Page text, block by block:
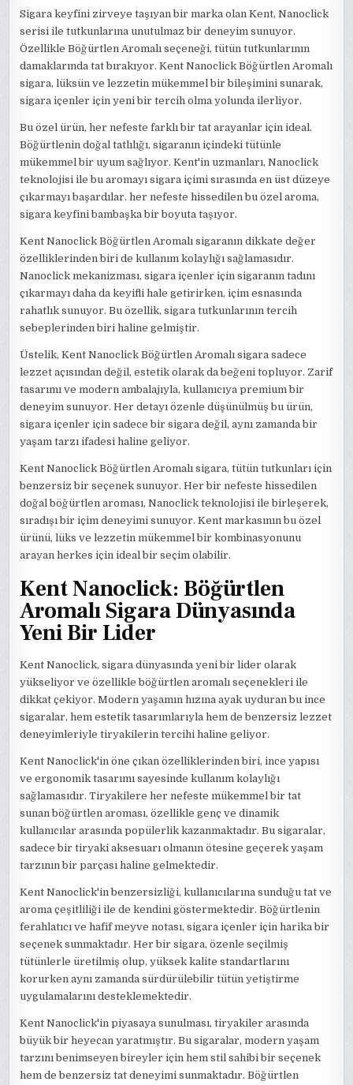
Sigara keyfini zirveye taşıyan bir marka olan Kent, Nanoclick
serisi ile tutkunlarına unutulmaz bir deneyim sunuyor.
Özellikle Böğürtlen Aromalı seçeneği, tütün tutkunlarının
damaklarında tat bırakıyor. Kent Nanoclick Böğürtlen Aromalı
sigara, lüksün ve lezzetin mükemmel bir bileşimini sunarak,
sigara içenler için yeni bir tercih olma yolunda ilerliyor.
Bu özel ürün, her nefeste farklı bir tat arayanlar için ideal.
Böğürtlenin doğal tatlılığı, sigaranın içindeki tütünle
mükemmel bir uyum sağlıyor. Kent'in uzmanları, Nanoclick
teknolojisi ile bu aromayı sigara içimi sırasında en üst düzeye
çıkarmayı başardılar. her nefeste hissedilen bu özel aroma,
sigara keyfini bambaşka bir boyuta taşıyor.
Kent Nanoclick Böğürtlen Aromalı sigaranın dikkate değer
özelliklerinden biri de kullanım kolaylığı sağlamasıdır.
Nanoclick mekanizması, sigara içenler için sigaranın tadını
çıkarmayı daha da keyifli hale getirirken, içim esnasında
rahatlık sunuyor. Bu özellik, sigara tutkunlarının tercih
sebeplerinden biri haline gelmiştir.
Üstelik, Kent Nanoclick Böğürtlen Aromalı sigara sadece
lezzet açısından değil, estetik olarak da beğeni topluyor. Zarif
tasarımı ve modern ambalajıyla, kullanıcıya premium bir
deneyim sunuyor. Her detayı özenle düşünülmüş bu ürün,
sigara içenler için sadece bir sigara değil, aynı zamanda bir
yaşam tarzı ifadesi haline geliyor.
Kent Nanoclick Böğürtlen Aromalı sigara, tütün tutkunları için
benzersiz bir seçenek sunuyor. Her bir nefeste hissedilen
doğal böğürtlen aroması, Nanoclick teknolojisi ile birleşerek,
sıradışı bir içim deneyimi sunuyor. Kent markasının bu özel
ürünü, lüks ve lezzetin mükemmel bir kombinasyonunu
arayan herkes için ideal bir seçim olabilir.
Kent Nanoclick: Böğürtlen
Aromalı Sigara Dünyasında
Yeni Bir Lider
Kent Nanoclick, sigara dünyasında yeni bir lider olarak
yükseliyor ve özellikle böğürtlen aromalı seçenekleri ile
dikkat çekiyor. Modern yaşamın hızına ayak uyduran bu ince
sigaralar, hem estetik tasarımlarıyla hem de benzersiz lezzet
deneyimleriyle tiryakilerin tercihi haline geliyor.
Kent Nanoclick'in öne çıkan özelliklerinden biri, ince yapısı
ve ergonomik tasarımı sayesinde kullanım kolaylığı
sağlamasıdır. Tiryakilere her nefeste mükemmel bir tat
sunan böğürtlen aroması, özellikle genç ve dinamik
kullanıcılar arasında popülerlik kazanmaktadır. Bu sigaralar,
sadece bir tiryaki aksesuarı olmanın ötesine geçerek yaşam
tarzının bir parçası haline gelmektedir.
Kent Nanoclick'in benzersizliği, kullanıcılarına sunduğu tat ve
aroma çeşitliliği ile de kendini göstermektedir. Böğürtlenin
ferahlatıcı ve hafif meyve notası, sigara içenler için harika bir
seçenek sunmaktadır. Her bir sigara, özenle seçilmiş
tütünlerle üretilmiş olup, yüksek kalite standartlarını
korurken aynı zamanda sürdürülebilir tütün yetiştirme
uygulamalarını desteklemektedir.
Kent Nanoclick'in piyasaya sunulması, tiryakiler arasında
büyük bir heyecan yaratmıştır. Bu sigaralar, modern yaşam
tarzını benimseyen bireyler için hem stil sahibi bir seçenek
hem de benzersiz tat deneyimi sunmaktadır. Böğürtlen